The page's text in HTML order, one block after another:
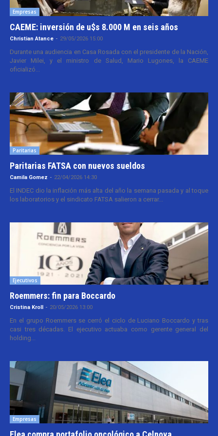
Empresas
CAEME: inversión de u$s 8.000 M en seis años
Christian Atance - 29/05/2026 15:00
Durante una audiencia en Casa Rosada con el presidente de la Nación,
Javier Milei, y el ministro de Salud, Mario Lugones, la CAEME
oficializó...
Paritarias
Paritarias FATSA con nuevos sueldos
Camila Gomez - 22/04/2026 14:30
El INDEC dio la inflación más alta del año la semana pasada y al toque
los laboratorios y el sindicato FATSA salieron a cerrar...
Ejecutivos
Roemmers: fin para Boccardo
Cristina Kroll - 20/05/2026 13:00
En el grupo Roemmers se cerró el ciclo de Luciano Boccardo y tras
casi tres décadas. El ejecutivo actuaba como gerente general del
holding...
Empresas